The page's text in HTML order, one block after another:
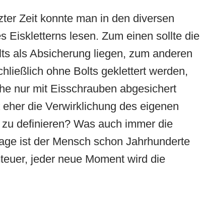
Zeit konnte man in den diversen
Eiskletterns lesen. Zum einen sollte die
als Absicherung liegen, zum anderen
ohne Bolts geklettert werden,
nur mit Eisschrauben abgesichert
die Verwirklichung des eigenen
definieren? Was auch immer die
ist der Mensch schon Jahrhunderte
jeder neue Moment wird die